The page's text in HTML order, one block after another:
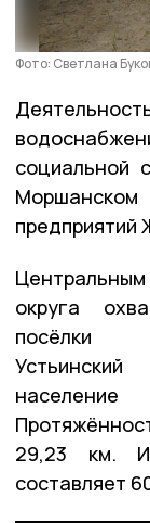
Фото: Светлана
социальной
предприятий
округа
посёлки
население
29,23 км.
составляет